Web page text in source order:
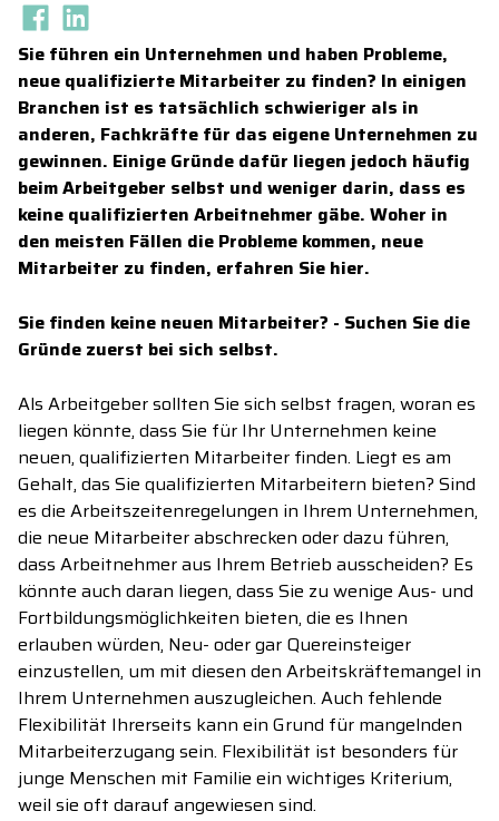
Sie führen ein Unternehmen und haben Probleme,
neue qualifizierte Mitarbeiter zu finden? In einigen
Branchen ist es tatsächlich schwieriger als in
anderen, Fachkräfte für das eigene Unternehmen zu
gewinnen. Einige Gründe dafür liegen jedoch häufig
beim Arbeitgeber selbst und weniger darin, dass es
keine qualifizierten Arbeitnehmer gäbe. Woher in
den meisten Fällen die Probleme kommen, neue
Mitarbeiter zu finden, erfahren Sie hier.
Sie finden keine neuen Mitarbeiter? - Suchen Sie die
Gründe zuerst bei sich selbst.
Als Arbeitgeber sollten Sie sich selbst fragen, woran es
liegen könnte, dass Sie für Ihr Unternehmen keine
neuen, qualifizierten Mitarbeiter finden. Liegt es am
Gehalt, das Sie qualifizierten Mitarbeitern bieten? Sind
es die Arbeitszeitenregelungen in Ihrem Unternehmen,
die neue Mitarbeiter abschrecken oder dazu führen,
dass Arbeitnehmer aus Ihrem Betrieb ausscheiden? Es
könnte auch daran liegen, dass Sie zu wenige Aus- und
Fortbildungsmöglichkeiten bieten, die es Ihnen
erlauben würden, Neu- oder gar Quereinsteiger
einzustellen, um mit diesen den Arbeitskräftemangel in
Ihrem Unternehmen auszugleichen. Auch fehlende
Flexibilität Ihrerseits kann ein Grund für mangelnden
Mitarbeiterzugang sein. Flexibilität ist besonders für
junge Menschen mit Familie ein wichtiges Kriterium,
weil sie oft darauf angewiesen sind.